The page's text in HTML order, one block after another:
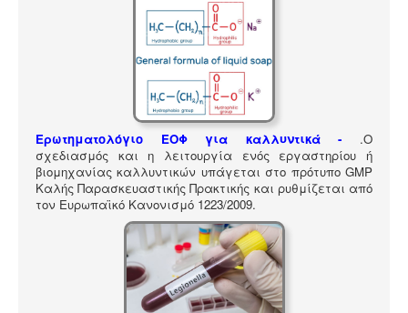
Ερωτηματολόγιο ΕΟΦ για καλλυντικά - .Ο
σχεδιασμός και η λειτουργία ενός εργαστηρίου ή
βιομηχανίας καλλυντικών υπάγεται στο πρότυπο GMP
Καλής Παρασκευαστικής Πρακτικής και ρυθμίζεται από
τον Ευρωπαϊκό Κανονισμό 1223/2009.